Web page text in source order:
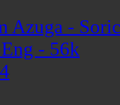
Azuga -
- 56k